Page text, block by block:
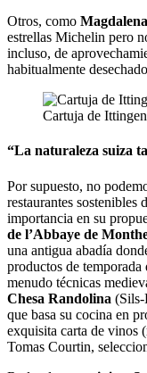
Otros, como Magdalena
estrellas Michelin pero
incluso, de
habitualmente
Cartuja de
“La naturaleza suiza
Por supuesto, no
restaurantes sostenibles
importancia en su
de l’Abbaye de
una antigua abadía
productos de
menudo técnicas
Chesa Randolina (Sils-
que basa su cocina en
exquisita carta de vinos
Tomas Courtin,